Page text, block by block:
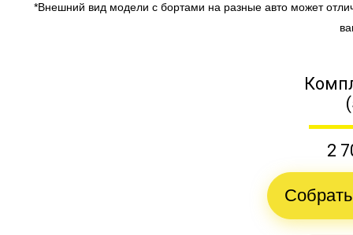
*Внешний вид модели с бортами на разные авто может
2